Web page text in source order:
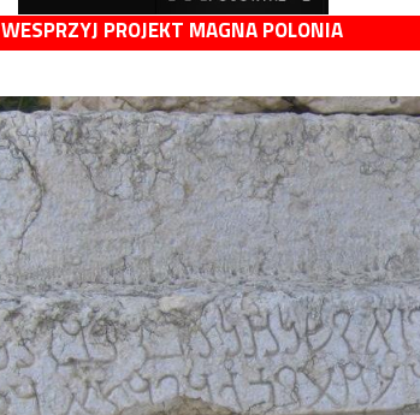
WESPRZYJ PROJEKT MAGNA POLONIA